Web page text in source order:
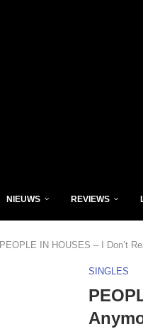
NIEUWS REVIEWS
PEOPLE IN HOUSES – I Don’t
SINGLES